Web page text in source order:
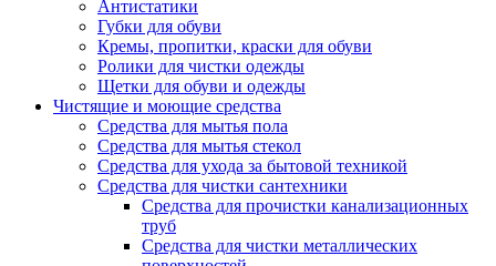
Антистатики
Губки для обуви
Кремы, пропитки, краски для обуви
Ролики для чистки одежды
Щетки для обуви и одежды
Чистящие и моющие средства
Средства для мытья пола
Средства для мытья стекол
Средства для ухода за бытовой техникой
Средства для чистки сантехники
Средства для прочистки канализационных
труб
Средства для чистки металлических